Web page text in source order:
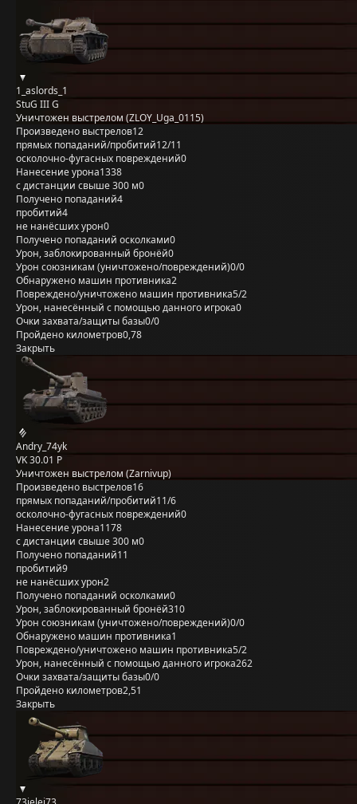
1_aslords_1
StuG III G
Уничтожен выстрелом (ZLOY_Uga_0115)
Произведено выстрелов12
прямых попаданий/пробитий12/11
осколочно-фугасных повреждений0
Нанесение урона1338
с дистанции свыше 300 м0
Получено попаданий4
пробитий4
не нанёсших урон0
Получено попаданий осколками0
Урон, заблокированный бронёй0
Урон союзникам (уничтожено/повреждений)0/0
Обнаружено машин противника2
Повреждено/уничтожено машин противника5/2
Урон, нанесённый с помощью данного игрока0
Очки захвата/защиты базы0/0
Пройдено километров0,78
Закрыть
Andry_74yk
VK 30.01 P
Уничтожен выстрелом (Zarnivup)
Произведено выстрелов16
прямых попаданий/пробитий11/6
осколочно-фугасных повреждений0
Нанесение урона1178
с дистанции свыше 300 м0
Получено попаданий11
пробитий9
не нанёсших урон2
Получено попаданий осколками0
Урон, заблокированный бронёй310
Урон союзникам (уничтожено/повреждений)0/0
Обнаружено машин противника1
Повреждено/уничтожено машин противника5/2
Урон, нанесённый с помощью данного игрока262
Очки захвата/защиты базы0/0
Пройдено километров2,51
Закрыть